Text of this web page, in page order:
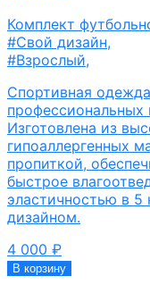
Комплект
#Свой дизайн,
#Взрослый,
Спортивная
Изготовлена из
гипоаллергенных
пропиткой,
быстрое
эластичностью в 5
дизайном.
4 000 ₽
В корзину